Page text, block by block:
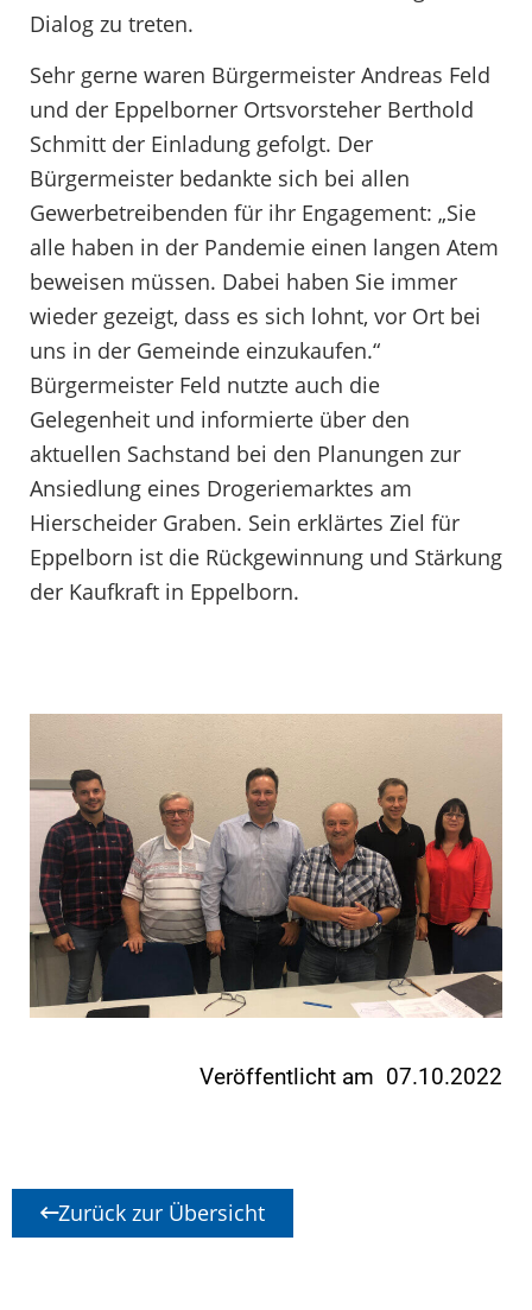
Dialog zu treten.
Sehr gerne waren Bürgermeister Andreas Feld
und der Eppelborner Ortsvorsteher Berthold
Schmitt der Einladung gefolgt. Der
Bürgermeister bedankte sich bei allen
Gewerbetreibenden für ihr Engagement: „Sie
alle haben in der Pandemie einen langen Atem
beweisen müssen. Dabei haben Sie immer
wieder gezeigt, dass es sich lohnt, vor Ort bei
uns in der Gemeinde einzukaufen.“
Bürgermeister Feld nutzte auch die
Gelegenheit und informierte über den
aktuellen Sachstand bei den Planungen zur
Ansiedlung eines Drogeriemarktes am
Hierscheider Graben. Sein erklärtes Ziel für
Eppelborn ist die Rückgewinnung und Stärkung
der Kaufkraft in Eppelborn.
Veröffentlicht am 07.10.2022
Zurück zur Übersicht